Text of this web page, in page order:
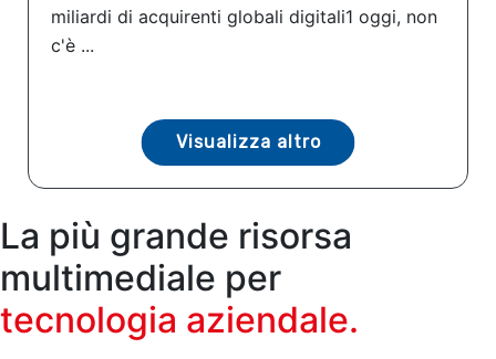
miliardi di acquirenti globali digitali1 oggi, non
c'è ...
Visualizza altro
La più grande risorsa
multimediale per
tecnologia aziendale.